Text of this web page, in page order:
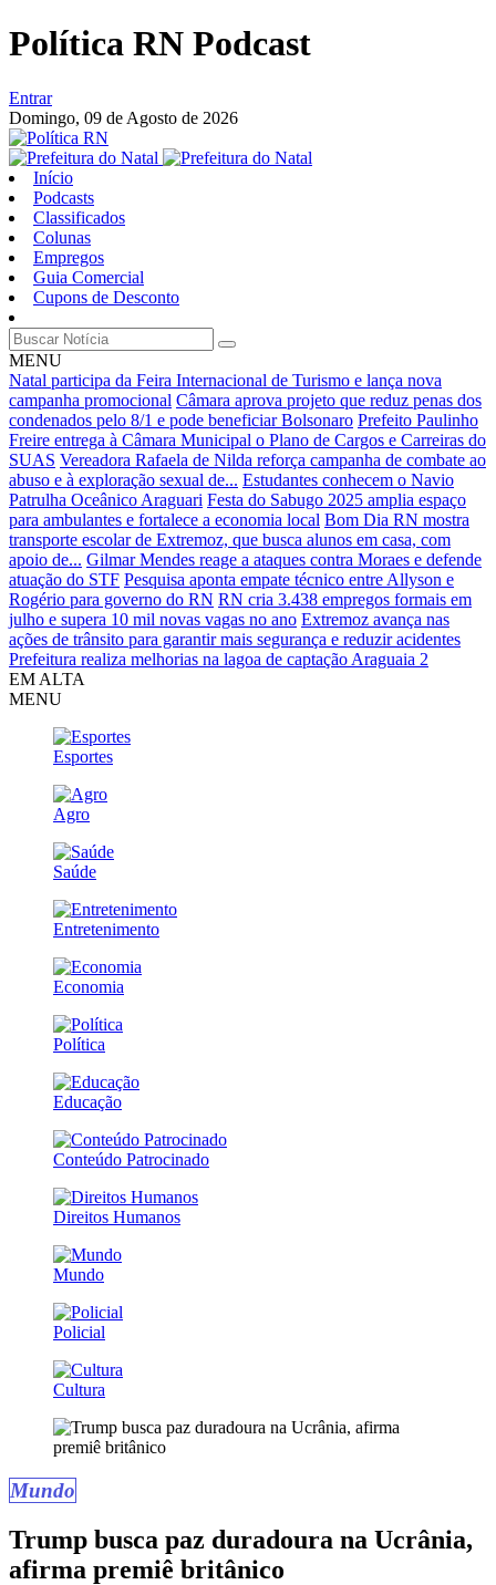
Política RN Podcast
Entrar
Domingo, 09 de Agosto de 2026
Início
Podcasts
Classificados
Colunas
Empregos
Guia Comercial
Cupons de Desconto
MENU
Natal participa da Feira Internacional de Turismo e lança nova
campanha promocional Câmara aprova projeto que reduz penas dos
condenados pelo 8/1 e pode beneficiar Bolsonaro Prefeito Paulinho
Freire entrega à Câmara Municipal o Plano de Cargos e Carreiras do
SUAS Vereadora Rafaela de Nilda reforça campanha de combate ao
abuso e à exploração sexual de... Estudantes conhecem o Navio
Patrulha Oceânico Araguari Festa do Sabugo 2025 amplia espaço
para ambulantes e fortalece a economia local Bom Dia RN mostra
transporte escolar de Extremoz, que busca alunos em casa, com
apoio de... Gilmar Mendes reage a ataques contra Moraes e defende
atuação do STF Pesquisa aponta empate técnico entre Allyson e
Rogério para governo do RN RN cria 3.438 empregos formais em
julho e supera 10 mil novas vagas no ano Extremoz avança nas
ações de trânsito para garantir mais segurança e reduzir acidentes
Prefeitura realiza melhorias na lagoa de captação Araguaia 2
EM ALTA
MENU
Esportes
Agro
Saúde
Entretenimento
Economia
Política
Educação
Conteúdo Patrocinado
Direitos Humanos
Mundo
Policial
Cultura
Mundo
Trump busca paz duradoura na Ucrânia,
afirma premiê britânico